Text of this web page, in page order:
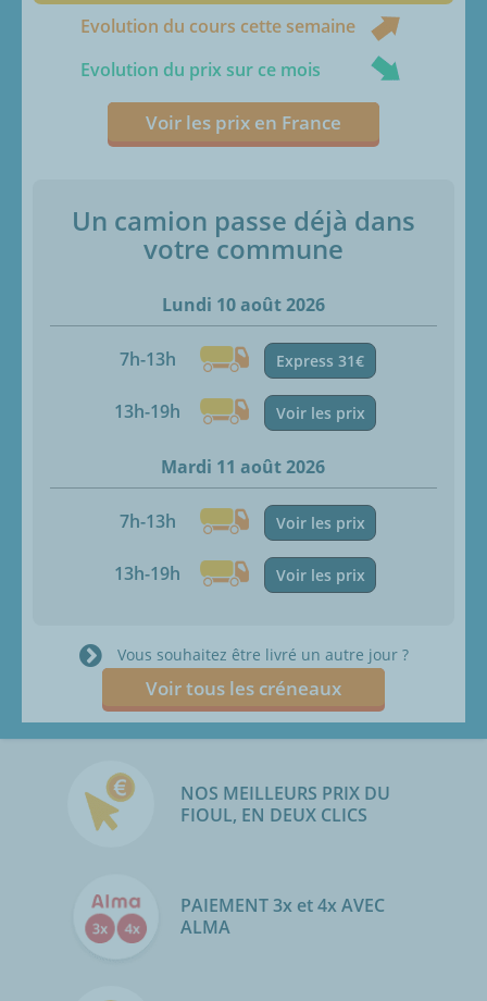
Evolution du cours cette semaine
Evolution du prix sur ce mois
Voir les prix en France
Un camion passe déjà dans
votre commune
Lundi 10 août 2026
7h-13h Express 31€
13h-19h Voir les prix
Mardi 11 août 2026
7h-13h Voir les prix
13h-19h Voir les prix
Vous souhaitez être livré un autre jour ?
Voir tous les créneaux
NOS MEILLEURS PRIX DU
FIOUL, EN DEUX CLICS
PAIEMENT 3x et 4x AVEC
ALMA